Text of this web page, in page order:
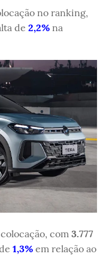
no ranking,
de 2,2% na
com 3.777
1,3% em relação ao